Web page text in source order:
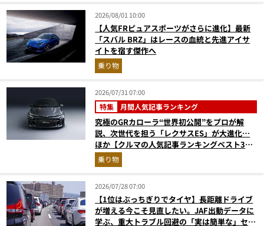
2026/08/01 10:00
【人気FRピュアスポーツがさらに進化】最新
「スバル BRZ」はレースの血統と先進アイサ
イトを宿す傑作へ
乗り物
2026/07/31 07:00
特集 月間人気記事ランキング
究極のGRカローラ“世界初公開”をプロが解
説、次世代を担う「レクサスES」が大進化…
ほか【クルマの人気記事ランキングベスト3】
（2026年6月版）
乗り物
2026/07/28 07:00
【1位はぶっちぎりでタイヤ】長距離ドライブ
が増える今こそ見直したい。JAF出動データに
学ぶ、重大トラブル回避の「実は簡単な」セル